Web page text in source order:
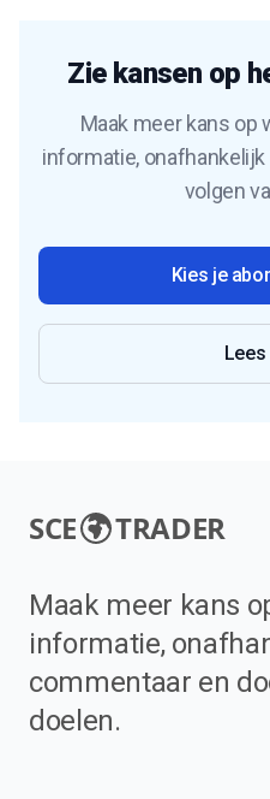
Zie kansen op
Maak meer kans op
informatie,
volgen
Kies je
SCE TRADER
Maak meer kans
informatie,
commentaar en
doelen.